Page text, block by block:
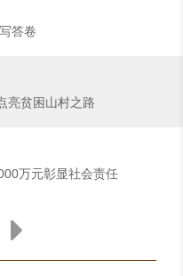
答卷
亮贫困山村之路
万元彰显社会责任